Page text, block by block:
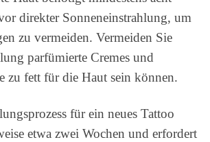
direkter Sonneneinstrahlung, um
zu vermeiden. Vermeiden Sie
parfümierte Cremes und
zu fett für die Haut sein können.
für ein neues Tattoo
etwa zwei Wochen und erfordert